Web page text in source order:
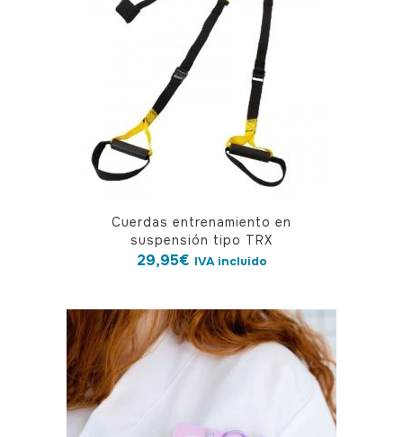
Cuerdas entrenamiento en
suspensión tipo TRX
29,95€ IVA incluido